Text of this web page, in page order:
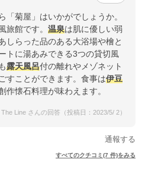
「菊屋」はいかがでしょうか。
旅館です。 温泉は肌に優しい弱
しらった品のある大浴場や檜と
トに湯あみできる3つの貸切風
露天風呂付の離れやメゾネット
すことができます。食事は伊豆
作懐石料理が味わえます。
The Line さんの回答（投稿日：2023/5/ 2）
通報する
すべてのクチコミ(7 件)をみる